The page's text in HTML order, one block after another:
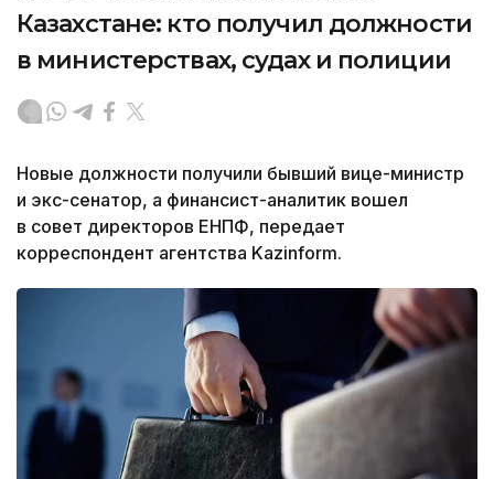
Казахстане: кто получил должности
в министерствах, судах и полиции
Новые должности получили бывший вице-министр
и экс-сенатор, а финансист-аналитик вошел
в совет директоров ЕНПФ, передает
корреспондент агентства Kazinform.